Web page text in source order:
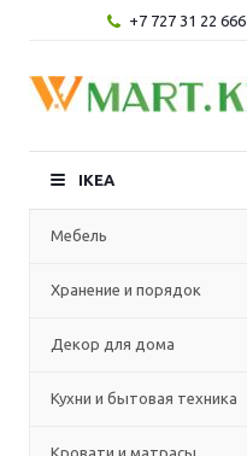
+7 727 31 22 666
IKEA
Мебель
Хранение и порядок
Декор для дома
Кухни и бытовая техника
Кровати и матрасы